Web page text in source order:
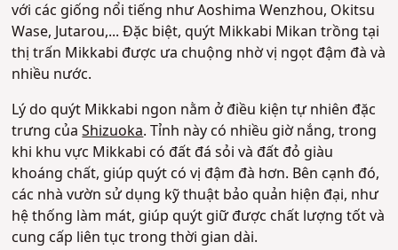
với các giống nổi tiếng như Aoshima Wenzhou, Okitsu
Wase, Jutarou,... Đặc biệt, quýt Mikkabi Mikan trồng tại
thị trấn Mikkabi được ưa chuộng nhờ vị ngọt đậm đà và
nhiều nước.
Lý do quýt Mikkabi ngon nằm ở điều kiện tự nhiên đặc
trưng củaShizuoka. Tỉnh này có nhiều giờ nắng, trong
khi khu vực Mikkabi có đất đá sỏi và đất đỏ giàu
khoáng chất, giúp quýt có vị đậm đà hơn. Bên cạnh đó,
các nhà vườn sử dụng kỹ thuật bảo quản hiện đại, như
hệ thống làm mát, giúp quýt giữ được chất lượng tốt và
cung cấp liên tục trong thời gian dài.